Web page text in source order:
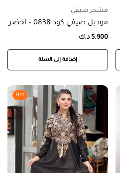
مشجر صيفي
موديل صيفي كود 0838 – اخضر
5.900 د.ك
إضافة إلى السلة
Hot